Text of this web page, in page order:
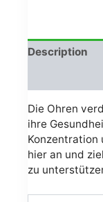
Description
Die Ohren
ihre
Konzentration
hier an und
zu